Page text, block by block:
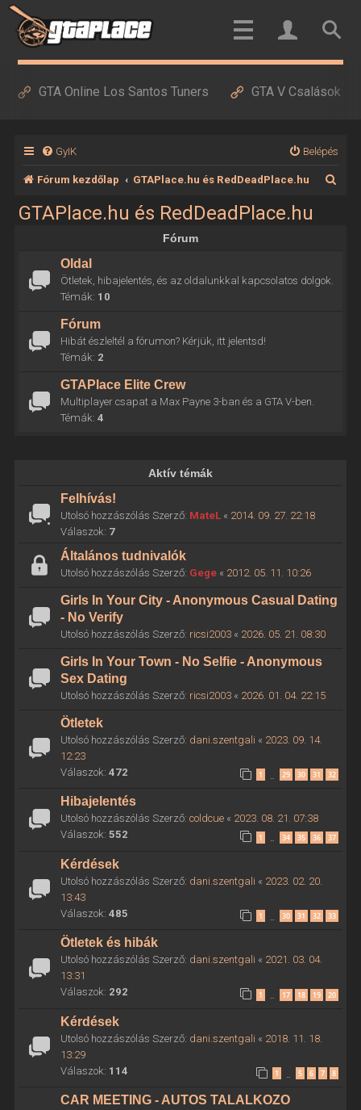
GTA Online Los Santos Tuners GTA V Csalások
GyIK Belépés
Fórum kezdőlap GTAPlace.hu és RedDeadPlace.hu
GTAPlace.hu és RedDeadPlace.hu
Fórum
Oldal
Ötletek, hibajelentés, és az oldalunkkal kapcsolatos dolgok.
Témák: 10
Fórum
Hibát észleltél a fórumon? Kérjük, itt jelentsd!
Témák: 2
GTAPlace Elite Crew
Multiplayer csapat a Max Payne 3-ban és a GTA V-ben.
Témák: 4
Aktív témák
Felhívás!
Utolsó hozzászólás Szerző: MateL« 2014. 09. 27. 22:18
Válaszok: 7
Általános tudnivalók
Utolsó hozzászólás Szerző: Gege« 2012. 05. 11. 10:26
Girls In Your City - Anonymous Casual Dating
- No Verify
Utolsó hozzászólás Szerző: ricsi2003« 2026. 05. 21. 08:30
Girls In Your Town - No Selfie - Anonymous
Sex Dating
Utolsó hozzászólás Szerző: ricsi2003« 2026. 01. 04. 22:15
Ötletek
Utolsó hozzászólás Szerző: dani.szentgali « 2023. 09. 14.
12:23
Válaszok: 472 1 29 30 31 32
Hibajelentés
Utolsó hozzászólás Szerző: coldcue« 2023. 08. 21. 07:38
Válaszok: 552 1 … 34 35 36 37
Kérdések
Utolsó hozzászólás Szerző: dani.szentgali « 2023. 02. 20.
13:43
Válaszok: 485 1 30 31 32 33
Ötletek és hibák
Utolsó hozzászólás Szerző: dani.szentgali « 2021. 03. 04.
13:31
Válaszok: 292 1 … 17 18 19 20
Kérdések
Utolsó hozzászólás Szerző: dani.szentgali « 2018. 11. 18.
13:29
Válaszok: 114 1 5 6 7 8
CAR MEETING - AUTOS TALALKOZO